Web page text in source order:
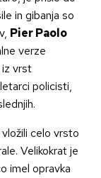
in gibanja so
Pier Paolo
verze
iz vrst
policisti,
celo vrsto
Velikokrat je
imel opravka